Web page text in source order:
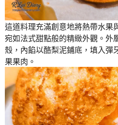
這道料理充滿創意地將熱帶水果
宛如法式甜點般的精緻外觀。外
殼，內餡以酪梨泥鋪底，填入彈
果果肉。